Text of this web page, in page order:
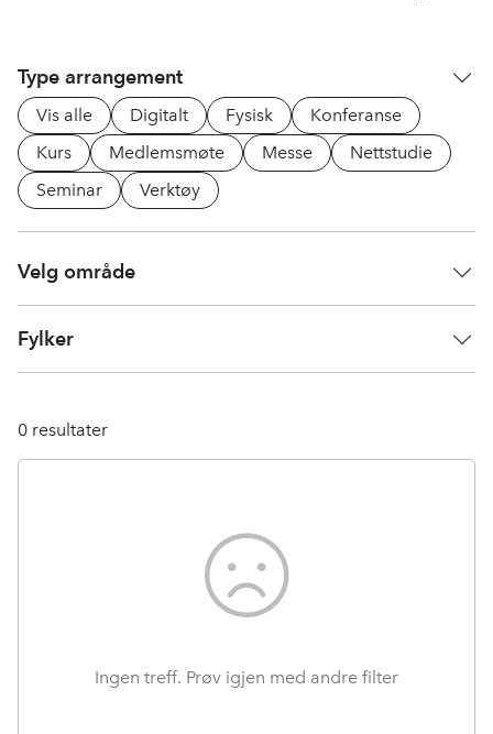
Type arrangement
Vis alle Digitalt Fysisk
Konferanse
Kurs
Medlemsmøte Messe
Nettstudie
Seminar
Verktøy
Velg område
Fylker
0 resultater
Ingen treff. Prøv igjen med andre filter